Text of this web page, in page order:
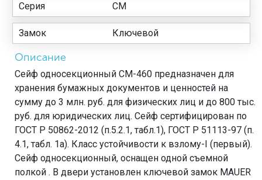
Серия СМ
Замок Ключевой
Описание
Сейф односекционный СМ-460 предназначен для
хранения бумажных документов и ценностей на
сумму до 3 млн. руб. для физических лиц и до 800 тыс.
руб. для юридических лиц. Сейф сертифицирован по
ГОСТ Р 50862-2012 (п.5.2.1, табл.1), ГОСТ Р 51113-97 (п.
4.1, табл. 1а). Класс устойчивости к взлому-I (первый).
Сейф односекционный, оснащен одной съемной
полкой . В двери установлен ключевой замок MAUER